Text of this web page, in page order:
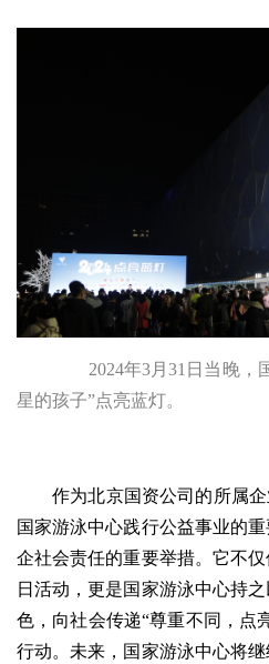
2024年3月31日当晚，
星的孩子”点亮蓝灯。
作为北京国资公司的所属
国家游泳中心践行公益事业的
企社会责任的重要举措。它不
日活动，更是国家游泳中心持
色，向社会传递“尊重不同，点
行动。未来，国家游泳中心将